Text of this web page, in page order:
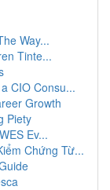
Way...
Tinte...
CIO Consu...
Growth
Piety
Ev...
Chứng Từ...